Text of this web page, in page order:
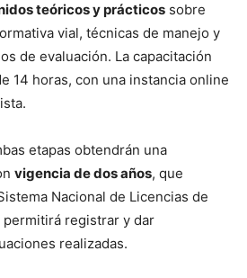
teóricos y prácticos sobre
vial, técnicas de manejo y
de evaluación. La capacitación
14 horas, con una instancia online
etapas obtendrán una
vigencia de dos años, que
Nacional de Licencias de
permitirá registrar y dar
realizadas.